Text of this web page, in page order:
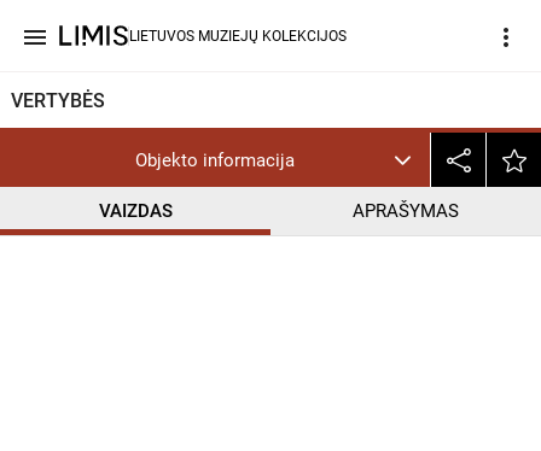
menu LIETUVOS MUZIEJŲ KOLEKCIJOS more_vert
VERTYBĖS
Objekto informacija
VAIZDAS APRAŠYMAS
help_outline